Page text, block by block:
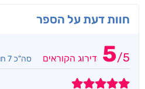
חוות דעת על הספר
5/5 דירוג הקוראים סה"כ 7 חוות דעת
5